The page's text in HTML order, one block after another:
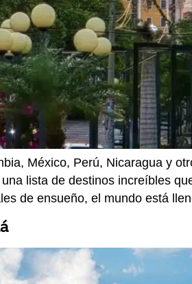
México, Perú, Nicaragua y
lista de destinos increíbles
de ensueño, el mundo está